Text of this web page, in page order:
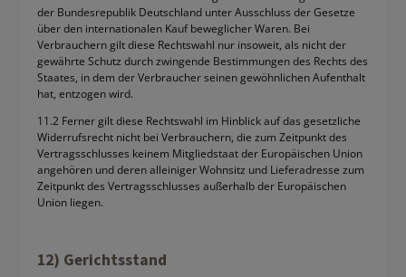
der Bundesrepublik Deutschland unter Ausschluss der Gesetze
über den internationalen Kauf beweglicher Waren. Bei
Verbrauchern gilt diese Rechtswahl nur insoweit, als nicht der
gewährte Schutz durch zwingende Bestimmungen des Rechts des
Staates, in dem der Verbraucher seinen gewöhnlichen Aufenthalt
hat, entzogen wird.
11.2 Ferner gilt diese Rechtswahl im Hinblick auf das gesetzliche
Widerrufsrecht nicht bei Verbrauchern, die zum Zeitpunkt des
Vertragsschlusses keinem Mitgliedstaat der Europäischen Union
angehören und deren alleiniger Wohnsitz und Lieferadresse zum
Zeitpunkt des Vertragsschlusses außerhalb der Europäischen
Union liegen.
12) Gerichtsstand